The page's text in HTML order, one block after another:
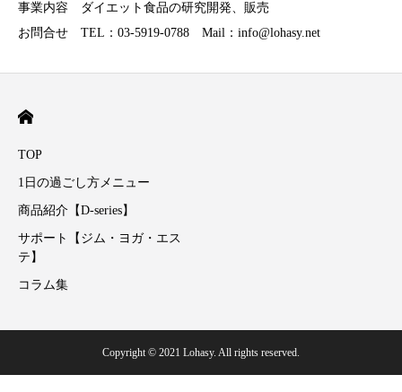
事業内容 ダイエット食品の研究開発、販売
お問合せ TEL：03-5919-0788 Mail：info@lohasy.net
TOP
1日の過ごし方メニュー
商品紹介【D-series】
サポート【ジム・ヨガ・エス
テ】
コラム集
Copyright © 2021 Lohasy. All rights reserved.